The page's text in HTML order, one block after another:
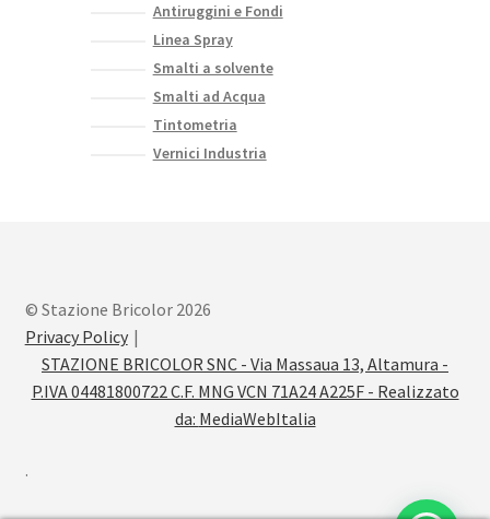
Antiruggini e Fondi
Linea Spray
Smalti a solvente
Smalti ad Acqua
Tintometria
Vernici Industria
© Stazione Bricolor 2026
Privacy Policy
STAZIONE BRICOLOR SNC - Via Massaua 13, Altamura -
P.IVA 04481800722 C.F. MNG VCN 71A24 A225F - Realizzato
da: MediaWebItalia
.